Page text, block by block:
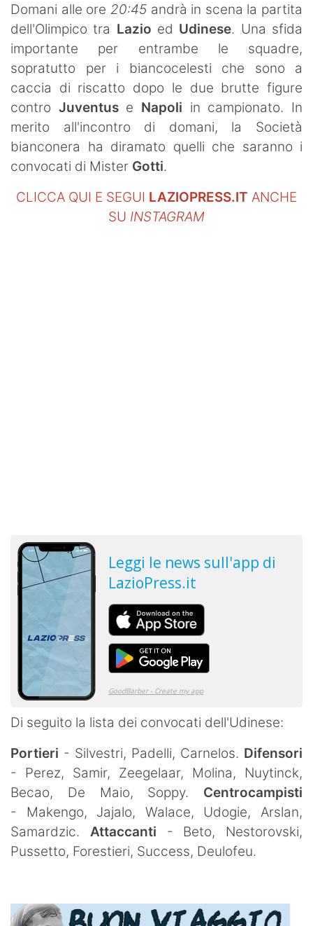
Contatti
Domani alle ore 20:45andrà in scena la partita
dell'Olimpico tra Lazio ed Udinese. Una sfida
importante per entrambe le squadre,
sopratutto per i biancocelesti che sono a
caccia di riscatto dopo le due brutte figure
contro Juventuse Napoli in campionato. In
merito all'incontro di domani, la Società
bianconera ha diramato quelli che saranno i
convocati di Mister Gotti.
CLICCA QUI E SEGUI LAZIOPRESS.IT ANCHE
SU INSTAGRAM
Di seguito la lista dei convocati dell'Udinese:
Portieri - Silvestri, Padelli, Carnelos. Difensori
- Perez, Samir, Zeegelaar, Molina, Nuytinck,
Becao, De Maio, Soppy. Centrocampisti
- Makengo, Jajalo, Walace, Udogie, Arslan,
Samardzic. Attaccanti - Beto, Nestorovski,
Pussetto, Forestieri, Success, Deulofeu.